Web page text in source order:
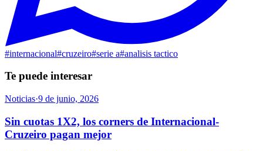
#internacional#cruzeiro#serie a#analisis tactico
Te puede interesar
Noticias·9 de junio, 2026
Sin cuotas 1X2, los corners de Internacional-
Cruzeiro pagan mejor